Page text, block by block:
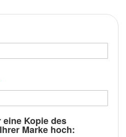
Kopie des
Marke hoch: